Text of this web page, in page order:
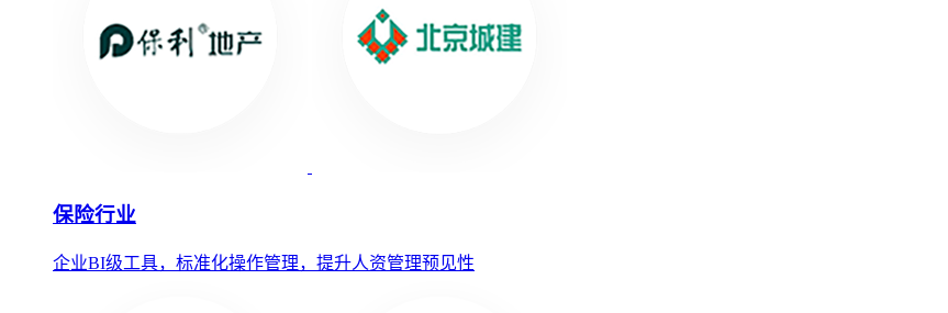
保险行业
企业BI级工具，标准化操作管理，提升人资管理预见性